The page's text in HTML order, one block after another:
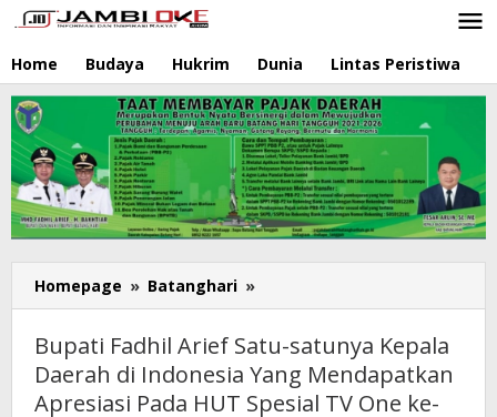
Lewati
ke
konten
Home Budaya Hukrim Dunia Lintas Peristiwa
Homepage » Batanghari »
Fadhil
Satu-
satunya
Kepala
Bupati Fadhil Arief Satu-satunya Kepala
Daerah di Indonesia Yang Mendapatkan
Apresiasi Pada HUT Spesial TV One ke-